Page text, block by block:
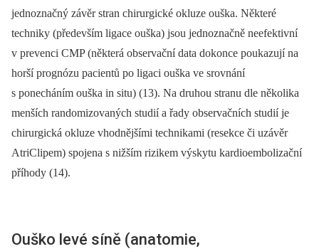
jednoznačný závěr stran chirurgické okluze ouška. Některé
techniky (především ligace ouška) jsou jednoznačně neefektivní
v prevenci CMP (některá observační data dokonce poukazují na
horší prognózu pacientů po ligaci ouška ve srovnání
s ponecháním ouška in situ) (13). Na druhou stranu dle několika
menších randomizovaných studií a řady observačních studií je
chirurgická okluze vhodnějšími technikami (resekce či uzávěr
AtriClipem) spojena s nižším rizikem výskytu kardioembolizační
příhody (14).
Ouško levé síně (anatomie,